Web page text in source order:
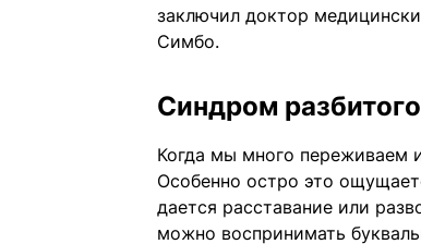
заключил доктор
Симбо.
Синдром
Когда мы много переживаем
Особенно остро это
дается расставание или
можно воспринимать